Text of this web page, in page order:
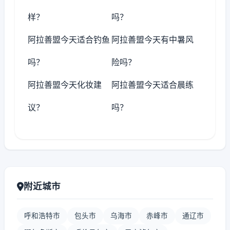
样？ 吗？
阿拉善盟今天适合钓鱼
吗？
阿拉善盟今天有中暑风
险吗？
阿拉善盟今天化妆建
议？
阿拉善盟今天适合晨练
吗？
附近城市
呼和浩特市 包头市 乌海市 赤峰市 通辽市